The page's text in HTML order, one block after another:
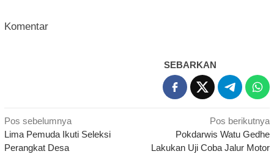
Komentar
SEBARKAN
Navigasi
pos
Pos sebelumnya
Lima Pemuda Ikuti Seleksi
Perangkat Desa
Pos berikutnya
Pokdarwis Watu Gedhe
Lakukan Uji Coba Jalur Motor